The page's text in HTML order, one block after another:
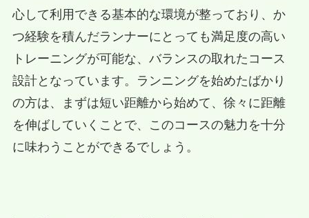
心して利用できる基本的な環境が整っており、か
つ経験を積んだランナーにとっても満足度の高い
トレーニングが可能な、バランスの取れたコース
設計となっています。ランニングを始めたばかり
の方は、まずは短い距離から始めて、徐々に距離
を伸ばしていくことで、このコースの魅力を十分
に味わうことができるでしょう。